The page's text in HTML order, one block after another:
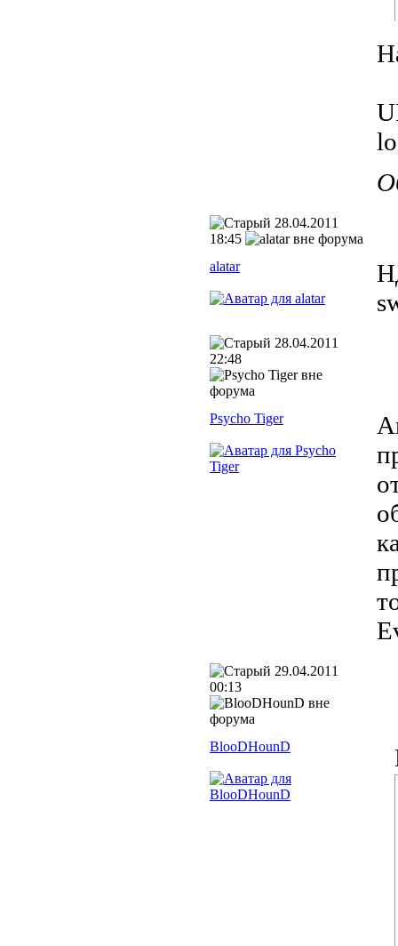
28.04.2011
18:45
alatar
28.04.2011
22:48
Psycho Tiger
29.04.2011
00:13
BlooDHounD